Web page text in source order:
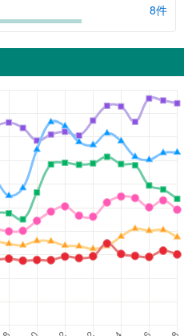
8件